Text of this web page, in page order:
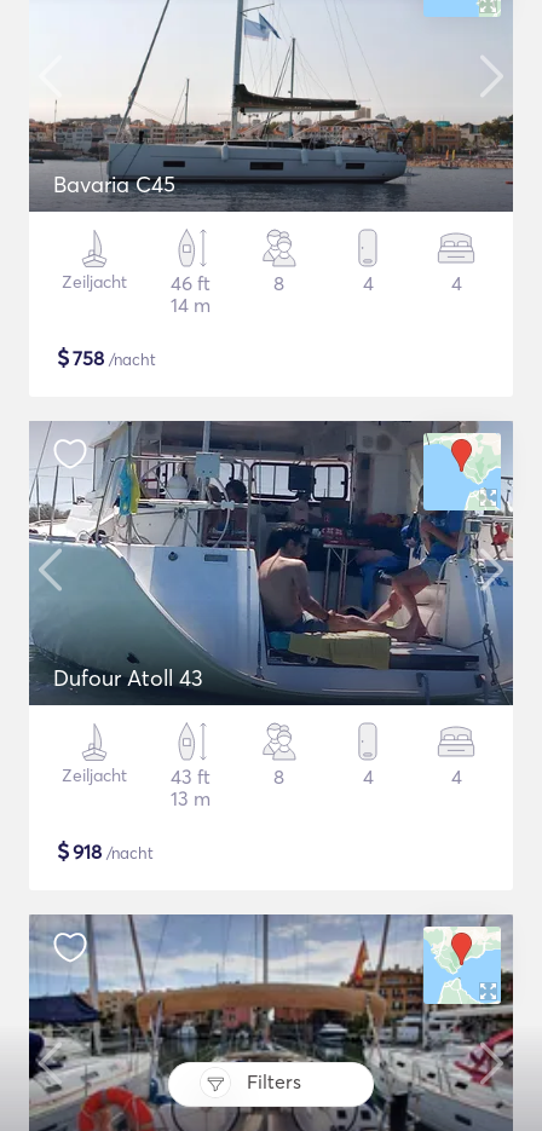
Filters
Bavaria C45
Zeiljacht
46 ft
14 m
8 4 4
$758 /nacht
Dufour Atoll 43
Zeiljacht
43 ft
13 m
8 4 4
$918 /nacht